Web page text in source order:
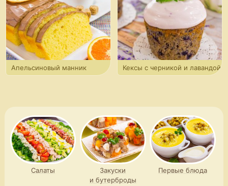
Настя
Дина, какой красавец! Большое спасибо за отзыв
и фото!
Апельсиновый манник Кексы с черникой и лавандой
Салаты
Закуски
и бутерброды
Первые блюда